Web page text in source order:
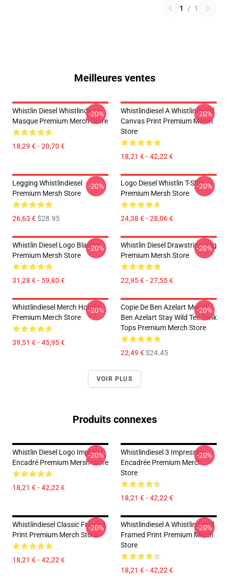
1 / 1
Meilleures ventes
Whistlin Diesel Whistlindiesel
Masque Premium Merch Store
18,29 € - 20,70 €
-20%
Whistlindiesel A Whistlindiesel
Canvas Print Premium Merch
Store
18,21 € - 42,22 €
-20%
Legging Whistlindiesel
Premium Mersh Store
26,63 €$28.95
-20%
Logo Diesel Whistlin T-Shirt
Premium Mersh Store
24,38 € - 28,06 €
-20%
Whistlin Diesel Logo Blanket
Premium Mersh Store
31,28 € - 59,80 €
-20%
Whistlin Diesel Drawstring Bag
Premium Mersh Store
22,95 € - 27,55 €
-20%
Whistlindiesel Merch Hoodie
Premium Merch Store
39,51 € - 45,95 €
-20%
Copie De Ben Azelart Merch
Ben Azelart Stay Wild Tee Tank
Tops Premium Merch Store
22,49 €$24.45
-20%
VOIR PLUS
Produits connexes
Whistlin Diesel Logo Imprimé
Encadré Premium Mersh Store
18,21 € - 42,22 €
-20%
Whistlindiesel 3 Impression
Encadrée Premium Merch
Store
18,21 € - 42,22 €
-20%
Whistlindiesel Classic Framed
Print Premium Merch Store
18,21 € - 42,22 €
-20%
Whistlindiesel A Whistlindiesel
Framed Print Premium Merch
Store
18,21 € - 42,22 €
-20%